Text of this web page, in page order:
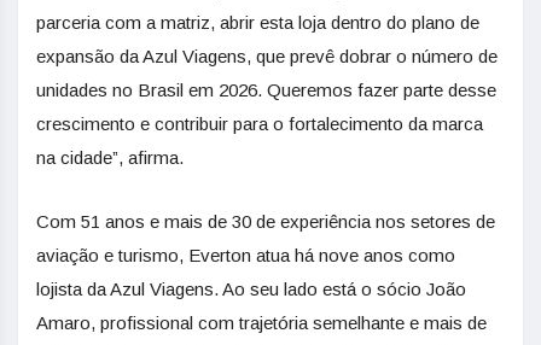
parceria com a matriz, abrir esta loja dentro do plano de
expansão da Azul Viagens, que prevê dobrar o número de
unidades no Brasil em 2026. Queremos fazer parte desse
crescimento e contribuir para o fortalecimento da marca
na cidade”, afirma.
Com 51 anos e mais de 30 de experiência nos setores de
aviação e turismo, Everton atua há nove anos como
lojista da Azul Viagens. Ao seu lado está o sócio João
Amaro, profissional com trajetória semelhante e mais de